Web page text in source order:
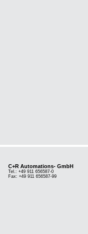
C+R Automations- GmbH
Tel.: +49 911 656587-0
Fax: +49 911 656587-99